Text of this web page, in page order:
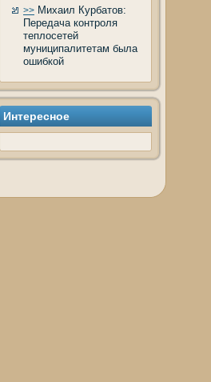
>> Михаил Курбатов:
Передача контроля
теплосетей
муниципалитетам была
ошибкой
Интересное